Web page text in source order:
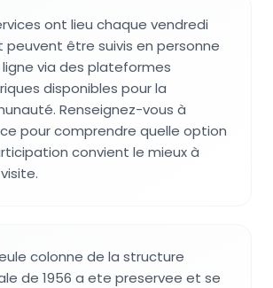
ont lieu chaque vendredi
peuvent être suivis en personne
via des plateformes
disponibles pour la
Renseignez-vous à
pour comprendre quelle option
convient le mieux à
colonne de la structure
de 1956 a ete preservee et se